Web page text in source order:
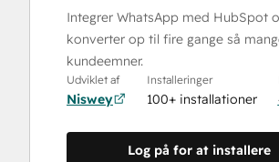
Integrer WhatsApp med HubSpot
konverter op til fire gange så
kundeemner.
Udviklet af
Niswey
Installeringer
100+ installationer
Log på for at installere